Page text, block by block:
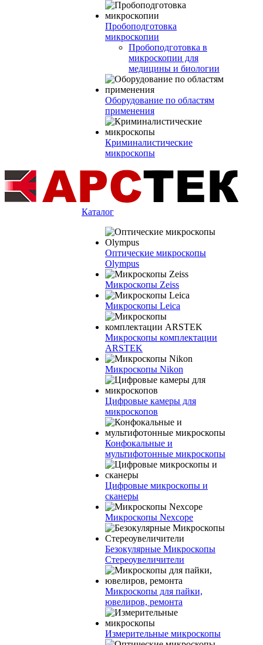
Пробоподготовка
микроскопии
Пробоподготовка в
микроскопии для
медицины и биологии
Оборудование по областям
применения
Криминалистические
микроскопы
Каталог
Оптические микроскопы
Olympus
Микроскопы Zeiss
Микроскопы Leica
Микроскопы комплектации
ARSTEK
Микроскопы Nikon
Цифровые камеры для
микроскопов
Конфокальные и
мультифотонные микроскопы
Цифровые микроскопы и
сканеры
Микроскопы Nexcope
Безокулярные Микроскопы
Стереоувеличители
Микроскопы для пайки,
ювелиров, ремонта
Измерительные микроскопы